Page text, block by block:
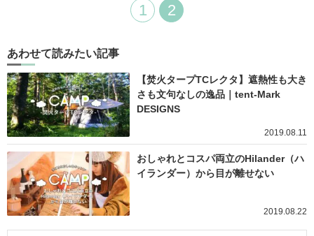
1 2
あわせて読みたい記事
【焚火タープTCレクタ】遮熱性も大き
さも文句なしの逸品｜tent-Mark
DESIGNS
2019.08.11
おしゃれとコスパ両立のHilander（ハ
イランダー）から目が離せない
2019.08.22